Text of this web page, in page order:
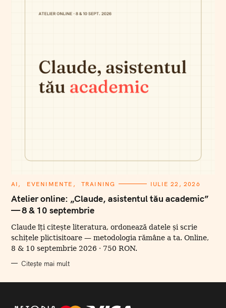
C
T
E
G
R
I
I
AI EVENIMENTE TRAINING IULIE 22, 2026
Atelier online: „Claude, asistentul tău academic”
— 8 & 10 septembrie
Claude îți citește literatura, ordonează datele și scrie
schițele plictisitoare — metodologia rămâne a ta. Online,
8 & 10 septembrie 2026 · 750 RON.
Citește mai mult